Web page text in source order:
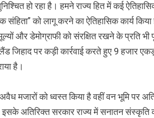
हो रहा है। हमने राज्य हित में कई
को लागू करने का ऐतिहासिक कार्य
और डेमोग्राफी को संरक्षित रखने के प्रति
जिहाद पर कड़ी कार्रवाई करते हुए 9 हजार
है।
मजारों को ध्वस्त किया है वहीं वन भूमि पर
इसके अतिरिक्त सरकार राज्य में सनातन संस्कृति